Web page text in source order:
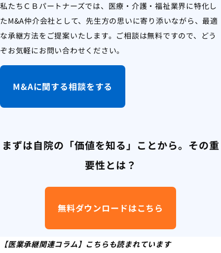
私たちＣＢパートナーズでは、医療・介護・福祉業界に特化し
たM&A仲介会社として、先生方の思いに寄り添いながら、最適
な承継方法をご提案いたします。ご相談は無料ですので、どう
ぞお気軽にお問い合わせください。
M&Aに関する相談をする
まずは自院の「価値を知る」ことから。その重
要性とは？
無料ダウンロードはこちら
【医業承継関連コラム】こちらも読まれています